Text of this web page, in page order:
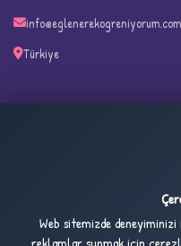
info@eglenerekogreniyorum.com
Türkiye
3,128
Web sitemizde